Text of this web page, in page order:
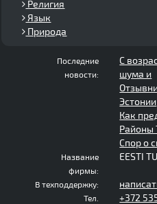
Религия
Язык
Природа
Последние
новости:
С
шума и
Эстонии
Как
Районы
Спор о
Название
фирмы:
EESTI
В техподдержку:
Тел.
+372